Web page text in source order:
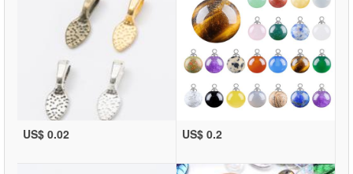
US$ 0.02 US$ 0.2